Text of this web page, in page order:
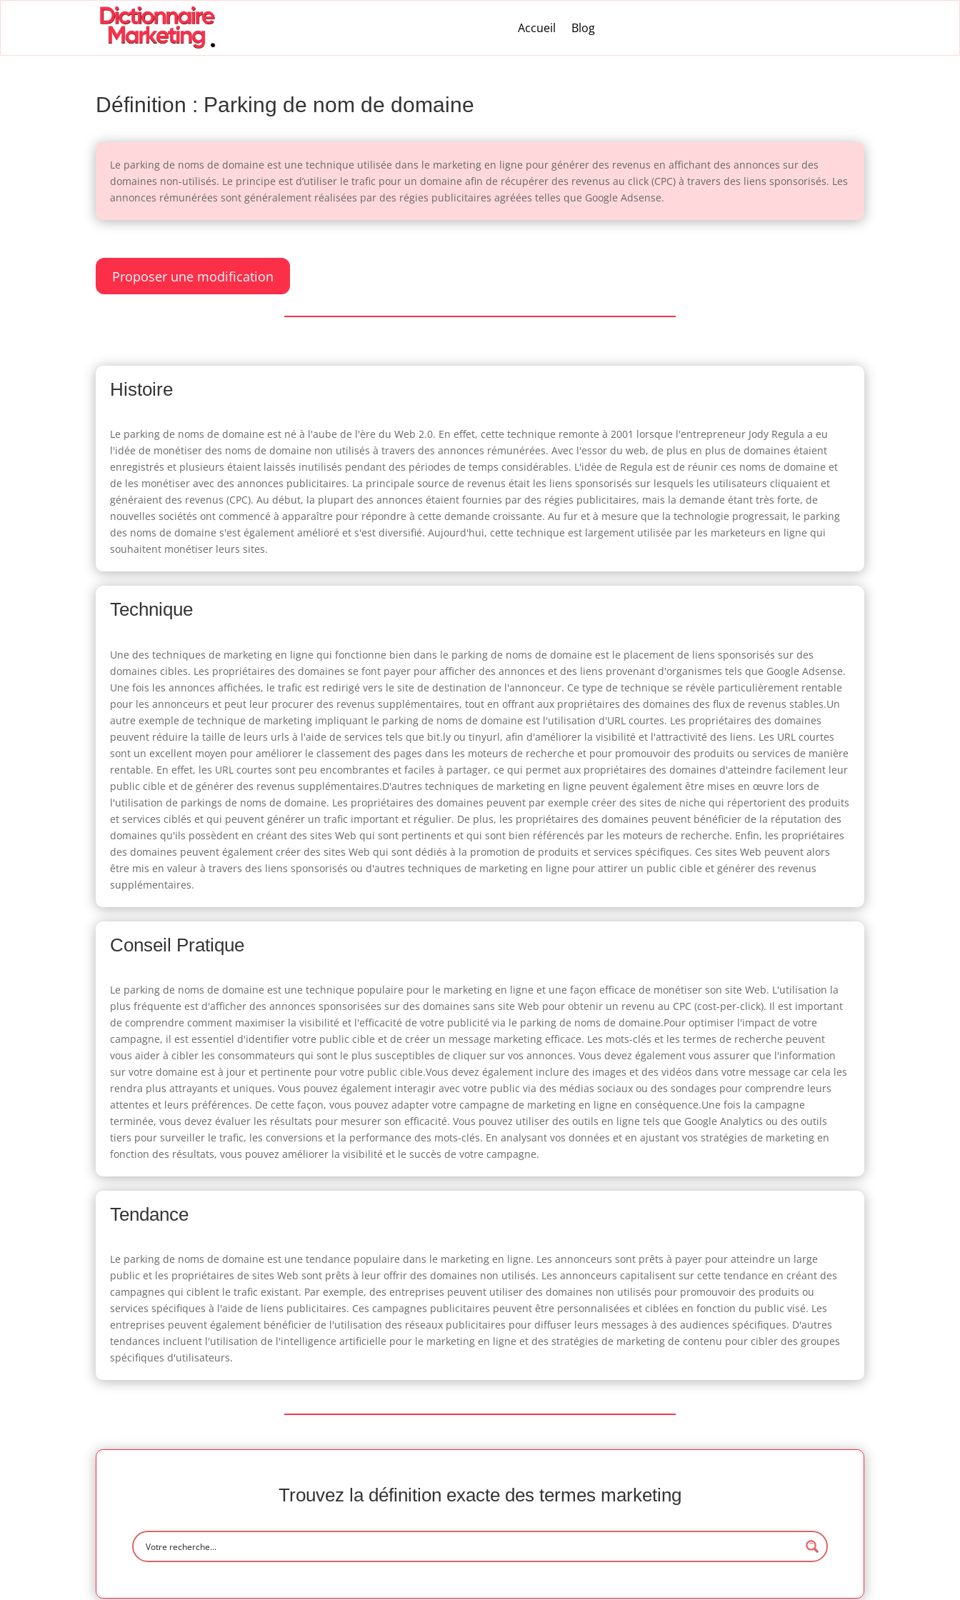
Accueil Blog
Définition : Parking de nom de domaine
Le parking de noms de domaine est une technique utilisée dans le marketing en ligne pour générer des revenus en affichant des annonces sur des
domaines non-utilisés. Le principe est d’utiliser le trafic pour un domaine afin de récupérer des revenus au click (CPC) à travers des liens sponsorisés. Les
annonces rémunérées sont généralement réalisées par des régies publicitaires agréées telles que Google Adsense.
Proposer une modification
Histoire
Le parking de noms de domaine est né à l'aube de l'ère du Web 2.0. En effet, cette technique remonte à 2001 lorsque l'entrepreneur Jody Regula a eu
l'idée de monétiser des noms de domaine non utilisés à travers des annonces rémunérées. Avec l'essor du web, de plus en plus de domaines étaient
enregistrés et plusieurs étaient laissés inutilisés pendant des périodes de temps considérables. L'idée de Regula est de réunir ces noms de domaine et
de les monétiser avec des annonces publicitaires. La principale source de revenus était les liens sponsorisés sur lesquels les utilisateurs cliquaient et
généraient des revenus (CPC). Au début, la plupart des annonces étaient fournies par des régies publicitaires, mais la demande étant très forte, de
nouvelles sociétés ont commencé à apparaître pour répondre à cette demande croissante. Au fur et à mesure que la technologie progressait, le parking
des noms de domaine s'est également amélioré et s'est diversifié. Aujourd'hui, cette technique est largement utilisée par les marketeurs en ligne qui
souhaitent monétiser leurs sites.
Technique
Une des techniques de marketing en ligne qui fonctionne bien dans le parking de noms de domaine est le placement de liens sponsorisés sur des
domaines cibles. Les propriétaires des domaines se font payer pour afficher des annonces et des liens provenant d'organismes tels que Google Adsense.
Une fois les annonces affichées, le trafic est redirigé vers le site de destination de l'annonceur. Ce type de technique se révèle particulièrement rentable
pour les annonceurs et peut leur procurer des revenus supplémentaires, tout en offrant aux propriétaires des domaines des flux de revenus stables.Un
autre exemple de technique de marketing impliquant le parking de noms de domaine est l'utilisation d'URL courtes. Les propriétaires des domaines
peuvent réduire la taille de leurs urls à l'aide de services tels que bit.ly ou tinyurl, afin d'améliorer la visibilité et l'attractivité des liens. Les URL courtes
sont un excellent moyen pour améliorer le classement des pages dans les moteurs de recherche et pour promouvoir des produits ou services de manière
rentable. En effet, les URL courtes sont peu encombrantes et faciles à partager, ce qui permet aux propriétaires des domaines d'atteindre facilement leur
public cible et de générer des revenus supplémentaires.D'autres techniques de marketing en ligne peuvent également être mises en œuvre lors de
l'utilisation de parkings de noms de domaine. Les propriétaires des domaines peuvent par exemple créer des sites de niche qui répertorient des produits
et services ciblés et qui peuvent générer un trafic important et régulier. De plus, les propriétaires des domaines peuvent bénéficier de la réputation des
domaines qu'ils possèdent en créant des sites Web qui sont pertinents et qui sont bien référencés par les moteurs de recherche. Enfin, les propriétaires
des domaines peuvent également créer des sites Web qui sont dédiés à la promotion de produits et services spécifiques. Ces sites Web peuvent alors
être mis en valeur à travers des liens sponsorisés ou d'autres techniques de marketing en ligne pour attirer un public cible et générer des revenus
supplémentaires.
Conseil Pratique
Le parking de noms de domaine est une technique populaire pour le marketing en ligne et une façon efficace de monétiser son site Web. L'utilisation la
plus fréquente est d'afficher des annonces sponsorisées sur des domaines sans site Web pour obtenir un revenu au CPC (cost-per-click). Il est important
de comprendre comment maximiser la visibilité et l'efficacité de votre publicité via le parking de noms de domaine.Pour optimiser l'impact de votre
campagne, il est essentiel d'identifier votre public cible et de créer un message marketing efficace. Les mots-clés et les termes de recherche peuvent
vous aider à cibler les consommateurs qui sont le plus susceptibles de cliquer sur vos annonces. Vous devez également vous assurer que l'information
sur votre domaine est à jour et pertinente pour votre public cible.Vous devez également inclure des images et des vidéos dans votre message car cela les
rendra plus attrayants et uniques. Vous pouvez également interagir avec votre public via des médias sociaux ou des sondages pour comprendre leurs
attentes et leurs préférences. De cette façon, vous pouvez adapter votre campagne de marketing en ligne en conséquence.Une fois la campagne
terminée, vous devez évaluer les résultats pour mesurer son efficacité. Vous pouvez utiliser des outils en ligne tels que Google Analytics ou des outils
tiers pour surveiller le trafic, les conversions et la performance des mots-clés. En analysant vos données et en ajustant vos stratégies de marketing en
fonction des résultats, vous pouvez améliorer la visibilité et le succès de votre campagne.
Tendance
Le parking de noms de domaine est une tendance populaire dans le marketing en ligne. Les annonceurs sont prêts à payer pour atteindre un large
public et les propriétaires de sites Web sont prêts à leur offrir des domaines non utilisés. Les annonceurs capitalisent sur cette tendance en créant des
campagnes qui ciblent le trafic existant. Par exemple, des entreprises peuvent utiliser des domaines non utilisés pour promouvoir des produits ou
services spécifiques à l'aide de liens publicitaires. Ces campagnes publicitaires peuvent être personnalisées et ciblées en fonction du public visé. Les
entreprises peuvent également bénéficier de l'utilisation des réseaux publicitaires pour diffuser leurs messages à des audiences spécifiques. D'autres
tendances incluent l'utilisation de l'intelligence artificielle pour le marketing en ligne et des stratégies de marketing de contenu pour cibler des groupes
spécifiques d'utilisateurs.
Trouvez la définition exacte des termes marketing